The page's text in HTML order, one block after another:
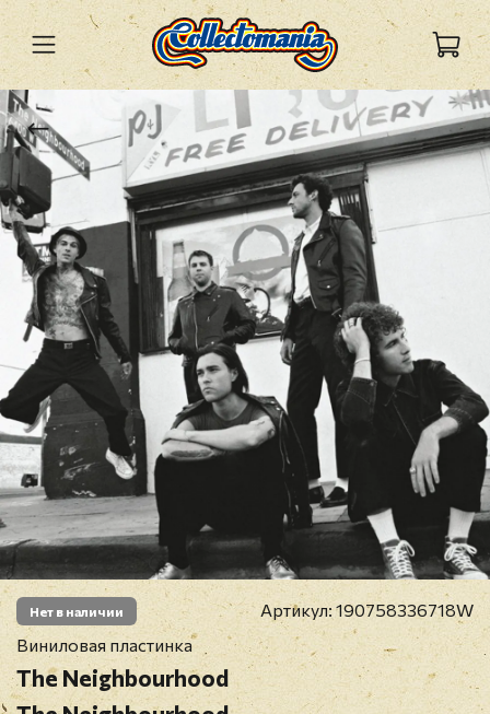
Нет в наличии Артикул:190758336718W
Виниловая пластинка
The Neighbourhood